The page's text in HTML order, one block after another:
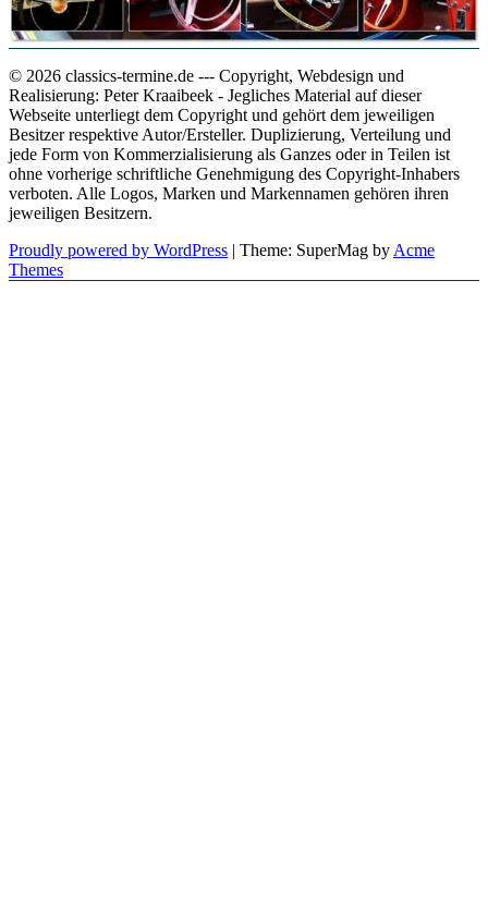
© 2026 classics-termine.de --- Copyright, Webdesign und
Realisierung: Peter Kraaibeek - Jegliches Material auf dieser
Webseite unterliegt dem Copyright und gehört dem jeweiligen
Besitzer respektive Autor/Ersteller. Duplizierung, Verteilung und
jede Form von Kommerzialisierung als Ganzes oder in Teilen ist
ohne vorherige schriftliche Genehmigung des Copyright-Inhabers
verboten. Alle Logos, Marken und Markennamen gehören ihren
jeweiligen Besitzern.
Proudly powered by WordPress | Theme: SuperMag by Acme
Themes